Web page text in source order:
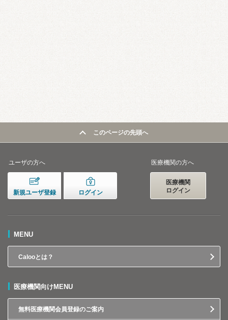
このページの先頭へ
ユーザの方へ
新規ユーザ登録 ログイン
医療機関の方へ
医療機関
ログイン
MENU
Calooとは？
医療機関向けMENU
無料医療機関会員登録のご案内